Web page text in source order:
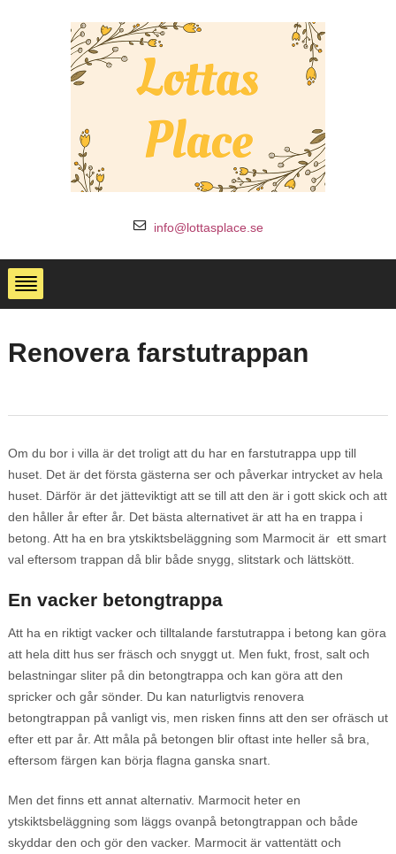
info@lottasplace.se
Renovera farstutrappan
Om du bor i villa är det troligt att du har en farstutrappa upp till
huset. Det är det första gästerna ser och påverkar intrycket av hela
huset. Därför är det jätteviktigt att se till att den är i gott skick och att
den håller år efter år. Det bästa alternativet är att ha en trappa i
betong. Att ha en bra ytskiktsbeläggning som Marmocit är ett smart
val eftersom trappan då blir både snygg, slitstark och lättskött.
En vacker betongtrappa
Att ha en riktigt vacker och tilltalande farstutrappa i betong kan göra
att hela ditt hus ser fräsch och snyggt ut. Men fukt, frost, salt och
belastningar sliter på din betongtrappa och kan göra att den
spricker och går sönder. Du kan naturligtvis renovera
betongtrappan på vanligt vis, men risken finns att den ser ofräsch ut
efter ett par år. Att måla på betongen blir oftast inte heller så bra,
eftersom färgen kan börja flagna ganska snart.
Men det finns ett annat alternativ. Marmocit heter en
ytskiktsbeläggning som läggs ovanpå betongtrappan och både
skyddar den och gör den vacker. Marmocit är vattentätt och